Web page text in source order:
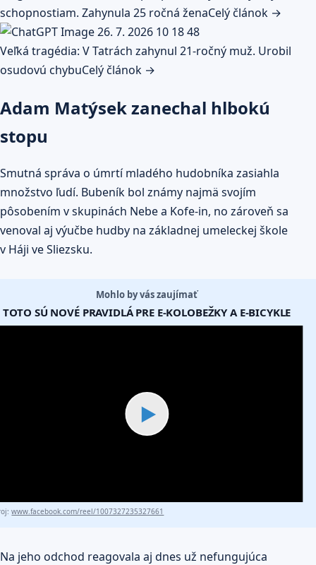
schopnostiam. Zahynula 25 ročná ženaCelý článok →
Veľká tragédia: V Tatrách zahynul 21-ročný muž. Urobil
osudovú chybuCelý článok →
Adam Matýsek zanechal hlbokú
stopu
Smutná správa o úmrtí mladého hudobníka zasiahla
množstvo ľudí. Bubeník bol známy najmä svojím
pôsobením v skupinách Nebe a Kofe-in, no zároveň sa
venoval aj výučbe hudby na základnej umeleckej škole
v Háji ve Sliezsku.
Mohlo by vás zaujímať
TOTO SÚ NOVÉ PRAVIDLÁ PRE E-KOLOBEŽKY A E-BICYKLE
▶
www.facebook.com/reel/1007327235327661
Na jeho odchod reagovala aj dnes už nefungujúca